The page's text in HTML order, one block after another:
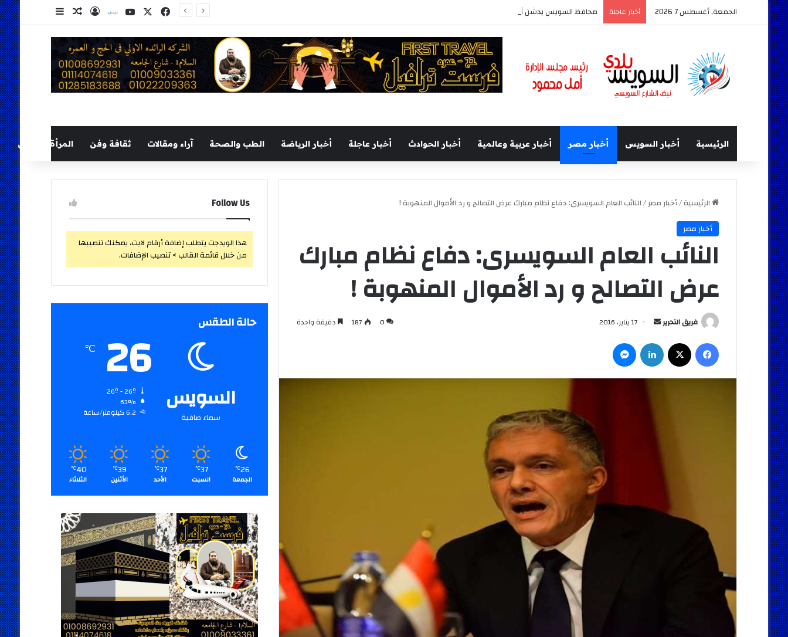
الجمعة, أغسطس 7 2026 أخبار عاجلة محافظ السويس يدشن أكبر حدث ثقافى بالمحافظة بمشاركة 37 دار نشر مصرية فيسبوك
‫X
‫YouTube
نلضتسجيل الدخول
مقال عشوائي
إضافة عمود
الرئيسية أخبار السويس أخبار مصر أخبار عربية وعالمية أخبار الحوادث أخبار عاجلة أخبار الرياضة الطب والصحة آراء ومقالات ثقافة وفن المرأة والطفل
الرئيسية/أخبار مصر/النائب العام السويسرى: دفاع نظام مبارك عرض التصالح و رد الأموال المنهوبة !
أخبار مصر
النائب العام السويسرى: دفاع نظام مبارك
عرض التصالح و رد الأموال المنهوبة !
فريق التحرير
أرسل
إلكترونيا
17 يناير، 2016 0
187 دقيقة واحدة
فيسبوك لينكدإن
Follow Us
هذا الويدجت يتطلب إضافة أرقام لايت، يمكنك تنصيبها
من خلال قائمة القالب > تنصيب الإضافات.
حالة الطقس
السويس
سماء صافية
26
℃
63%
6.2 كيلومتر/ساعة
26
℃
الجمعة
37
℃
السبت
37
℃
الأحد
39
℃
الأثنين
40
℃
الثلاثاء